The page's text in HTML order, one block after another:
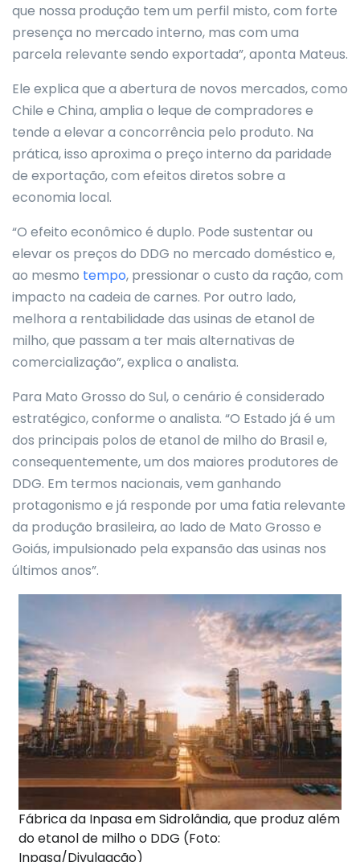
que nossa produção tem um perfil misto, com forte
presença no mercado interno, mas com uma
parcela relevante sendo exportada”, aponta Mateus.
Ele explica que a abertura de novos mercados, como
Chile e China, amplia o leque de compradores e
tende a elevar a concorrência pelo produto. Na
prática, isso aproxima o preço interno da paridade
de exportação, com efeitos diretos sobre a
economia local.
“O efeito econômico é duplo. Pode sustentar ou
elevar os preços do DDG no mercado doméstico e,
ao mesmo tempo, pressionar o custo da ração, com
impacto na cadeia de carnes. Por outro lado,
melhora a rentabilidade das usinas de etanol de
milho, que passam a ter mais alternativas de
comercialização”, explica o analista.
Para Mato Grosso do Sul, o cenário é considerado
estratégico, conforme o analista. “O Estado já é um
dos principais polos de etanol de milho do Brasil e,
consequentemente, um dos maiores produtores de
DDG. Em termos nacionais, vem ganhando
protagonismo e já responde por uma fatia relevante
da produção brasileira, ao lado de Mato Grosso e
Goiás, impulsionado pela expansão das usinas nos
últimos anos”.
Fábrica da Inpasa em Sidrolândia, que produz além
do etanol de milho o DDG (Foto:
Inpasa/Divulgação)